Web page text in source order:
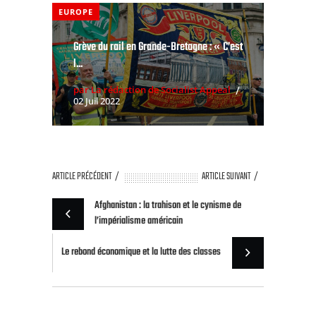
EUROPE
Grève du rail en Grande-Bretagne : « C’est
l...
par La rédaction de Socialist Appeal
02 Juil 2022
ARTICLE PRÉCÉDENT
ARTICLE SUIVANT
Afghanistan : la trahison et le cynisme de
l’impérialisme américain
Le rebond économique et la lutte des classes